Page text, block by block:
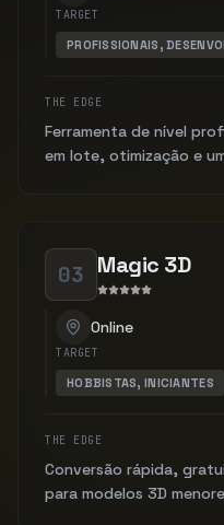
TARGET
PROFISSIONAIS,
THE EDGE
Ferramenta de nível
em lote, otimização e
03 Magic 3D
Online
TARGET
HOBBISTAS, INICIANTES
THE EDGE
Conversão rápida,
para modelos 3D